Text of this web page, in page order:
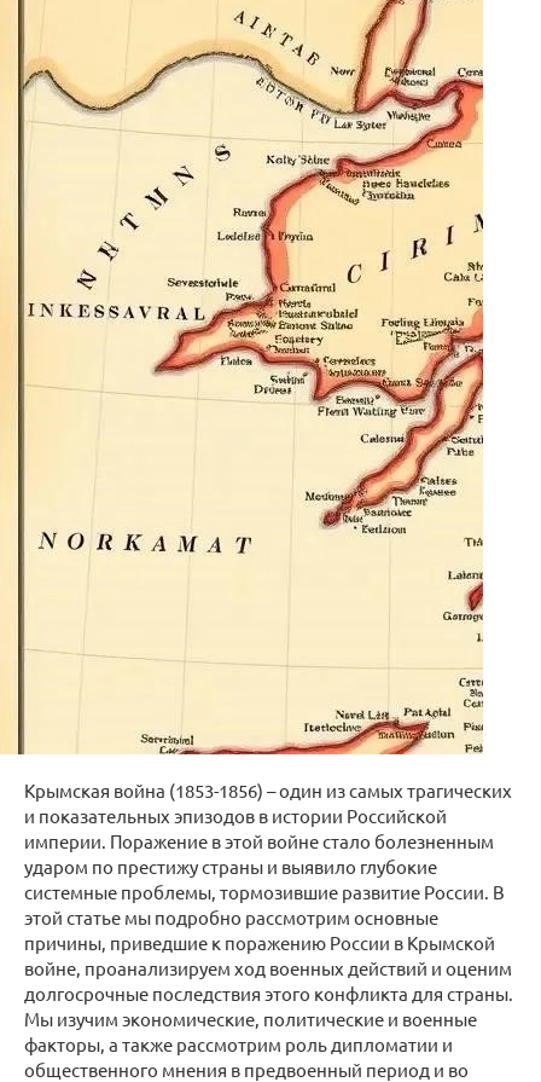
Крымская война (1853-1856) – один из самых трагических
и показательных эпизодов в истории Российской
империи. Поражение в этой войне стало болезненным
ударом по престижу страны и выявило глубокие
системные проблемы, тормозившие развитие России. В
этой статье мы подробно рассмотрим основные
причины, приведшие к поражению России в Крымской
войне, проанализируем ход военных действий и оценим
долгосрочные последствия этого конфликта для страны.
Мы изучим экономические, политические и военные
факторы, а также рассмотрим роль дипломатии и
общественного мнения в предвоенный период и во